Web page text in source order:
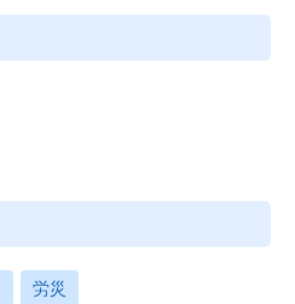
労災